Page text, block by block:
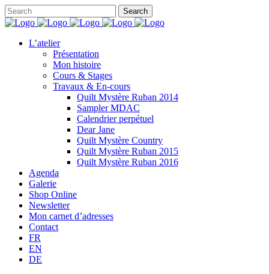
L’atelier
Présentation
Mon histoire
Cours & Stages
Travaux & En-cours
Quilt Mystère Ruban 2014
Sampler MDAC
Calendrier perpétuel
Dear Jane
Quilt Mystère Country
Quilt Mystère Ruban 2015
Quilt Mystère Ruban 2016
Agenda
Galerie
Shop Online
Newsletter
Mon carnet d’adresses
Contact
FR
EN
DE